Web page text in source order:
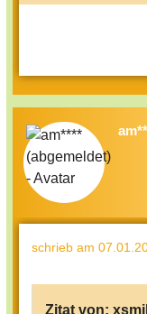
schrieb am
Zitat von: